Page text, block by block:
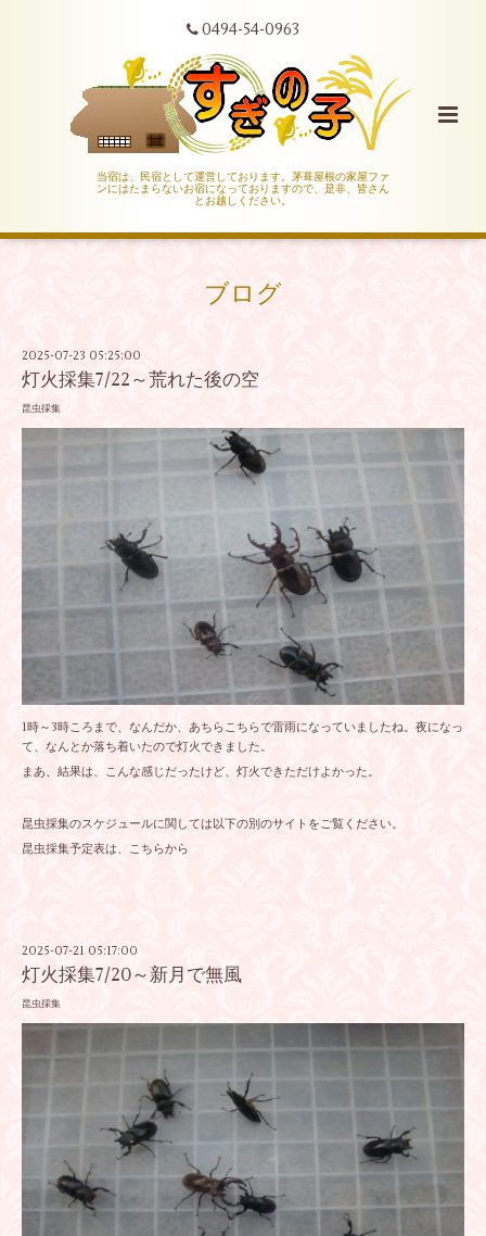
0494-54-0963
当宿は、民宿として運営しております。茅葺屋根の家屋ファ
ンにはたまらないお宿になっておりますので、是非、皆さん
とお越しください。
ブログ
2025-07-23 05:25:00
灯火採集7/22～荒れた後の空
昆虫採集
1時～3時ころまで、なんだか、あちらこちらで雷雨になっていましたね。夜になっ
て、なんとか落ち着いたので灯火できました。
まあ、結果は、こんな感じだったけど、灯火できただけよかった。
昆虫採集のスケジュールに関しては以下の別のサイトをご覧ください。
昆虫採集予定表は、こちらから
2025-07-21 05:17:00
灯火採集7/20～新月で無風
昆虫採集